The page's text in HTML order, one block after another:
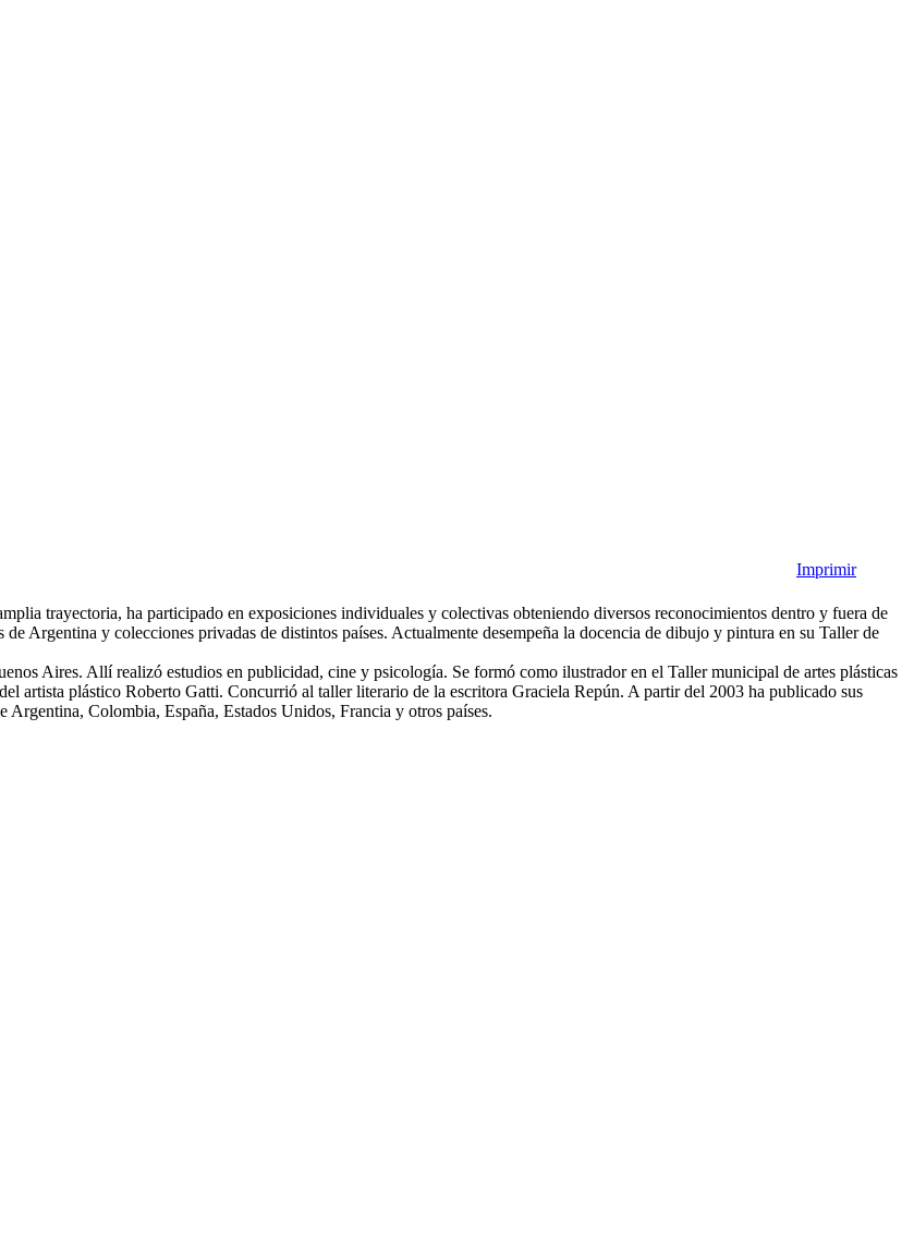
Imprimir
trayectoria, ha participado en exposiciones individuales y colectivas obteniendo diversos reconocimientos dentro y fuera de
Argentina y colecciones privadas de distintos países. Actualmente desempeña la docencia de dibujo y pintura en su Taller de
Aires. Allí realizó estudios en publicidad, cine y psicología. Se formó como ilustrador en el Taller municipal de artes plásticas
artista plástico Roberto Gatti. Concurrió al taller literario de la escritora Graciela Repún. A partir del 2003 ha publicado sus
Colombia, España, Estados Unidos, Francia y otros países.